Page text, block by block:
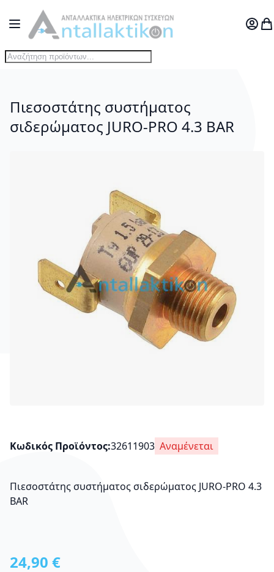
Μετάβαση στο περιεχόμενο
Toggle Nav
Ο
Πιεσοστάτης συστήματος
σιδερώματος JURO-PRO 4.3 BAR
Κωδικός Προϊόντος 32611903 Αναμένεται
Πιεσοστάτης συστήματος σιδερώματος JURO-PRO 4.3
BAR
24,90 €